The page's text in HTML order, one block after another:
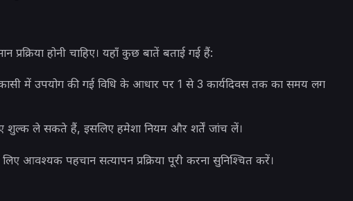
होनी चाहिए। यहाँ कुछ बातें बताई गई हैं:
में उपयोग की गई विधि के आधार पर 1 से 3 कार्यदिवस तक का समय लग
शुल्क ले सकते हैं, इसलिए हमेशा नियम और शर्तें जांच लें।
आवश्यक पहचान सत्यापन प्रक्रिया पूरी करना सुनिश्चित करें।